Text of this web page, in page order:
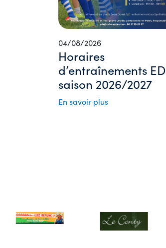
04/08/2026
Horaires
d’entraînements
saison 2026/2027
En savoir plus